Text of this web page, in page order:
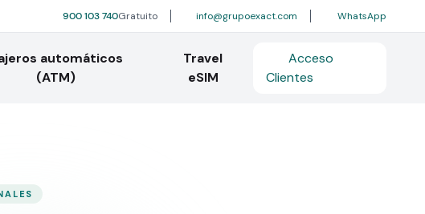
900 103 740Gratuito info@grupoexact.com WhatsApp
automáticos
(ATM)
Travel
eSIM
Acceso
Clientes